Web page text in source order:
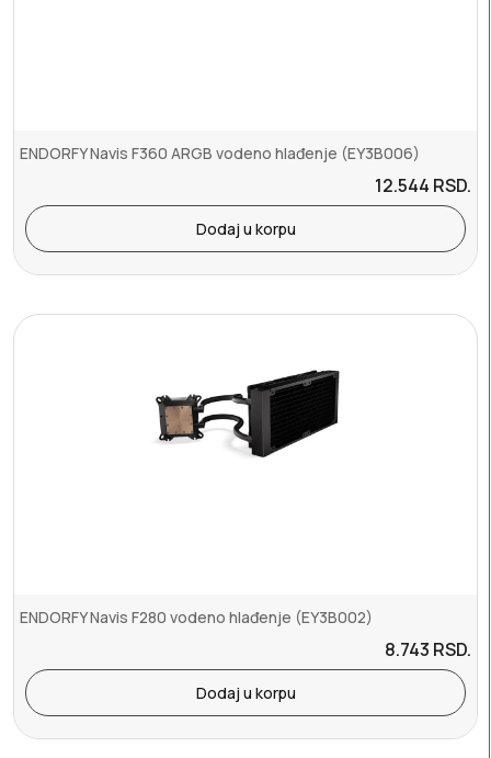
ENDORFY Navis F360 ARGB vodeno hlađenje (EY3B006)
12.544 RSD.
Dodaj u korpu
ENDORFY Navis F280 vodeno hlađenje (EY3B002)
8.743 RSD.
Dodaj u korpu